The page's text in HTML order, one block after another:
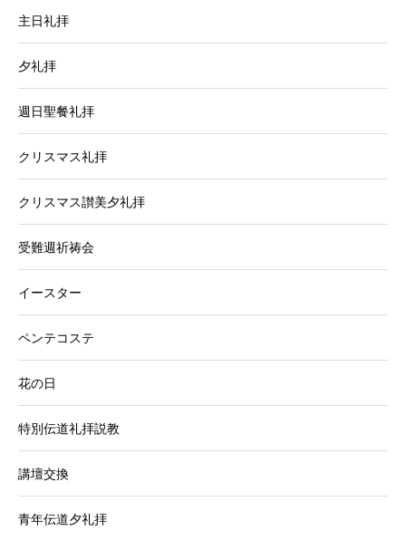
主日礼拝
夕礼拝
週日聖餐礼拝
クリスマス礼拝
クリスマス讃美夕礼拝
受難週祈祷会
イースター
ペンテコステ
花の日
特別伝道礼拝説教
講壇交換
青年伝道夕礼拝